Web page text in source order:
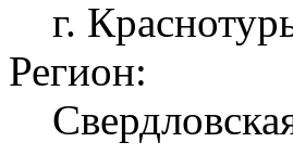
г.
Регион: